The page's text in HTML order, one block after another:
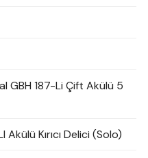
GBH 187-Li Çift Akülü 5
Kırıcı Delici (Solo)